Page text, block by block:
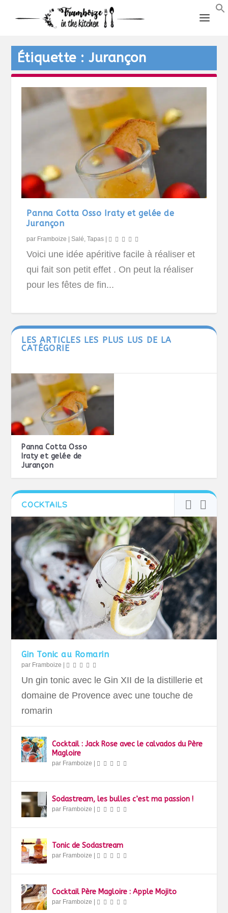
Étiquette :Jurançon
Panna Cotta Osso Iraty et gelée de
Jurançon
par Framboize |Salé ,Tapas |
Voici une idée apéritive facile à réaliser et
qui fait son petit effet . On peut la réaliser
pour les fêtes de fin...
LES ARTICLES LES PLUS LUS DE LA
CATÉGORIE
Panna Cotta Osso
Iraty et gelée de
Jurançon
COCKTAILS
Gin Tonic au Romarin
par Framboize |
Un gin tonic avec le Gin XII de la distillerie et
domaine de Provence avec une touche de
romarin
Cocktail : Jack Rose avec le calvados du Père
Magloire
par Framboize |
Sodastream, les bulles c’est ma passion !
par Framboize |
Tonic de Sodastream
par Framboize |
Cocktail Père Magloire : Apple Mojito
par Framboize |